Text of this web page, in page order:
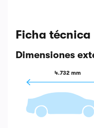
Ficha técnica
Dimensiones
4.732 mm